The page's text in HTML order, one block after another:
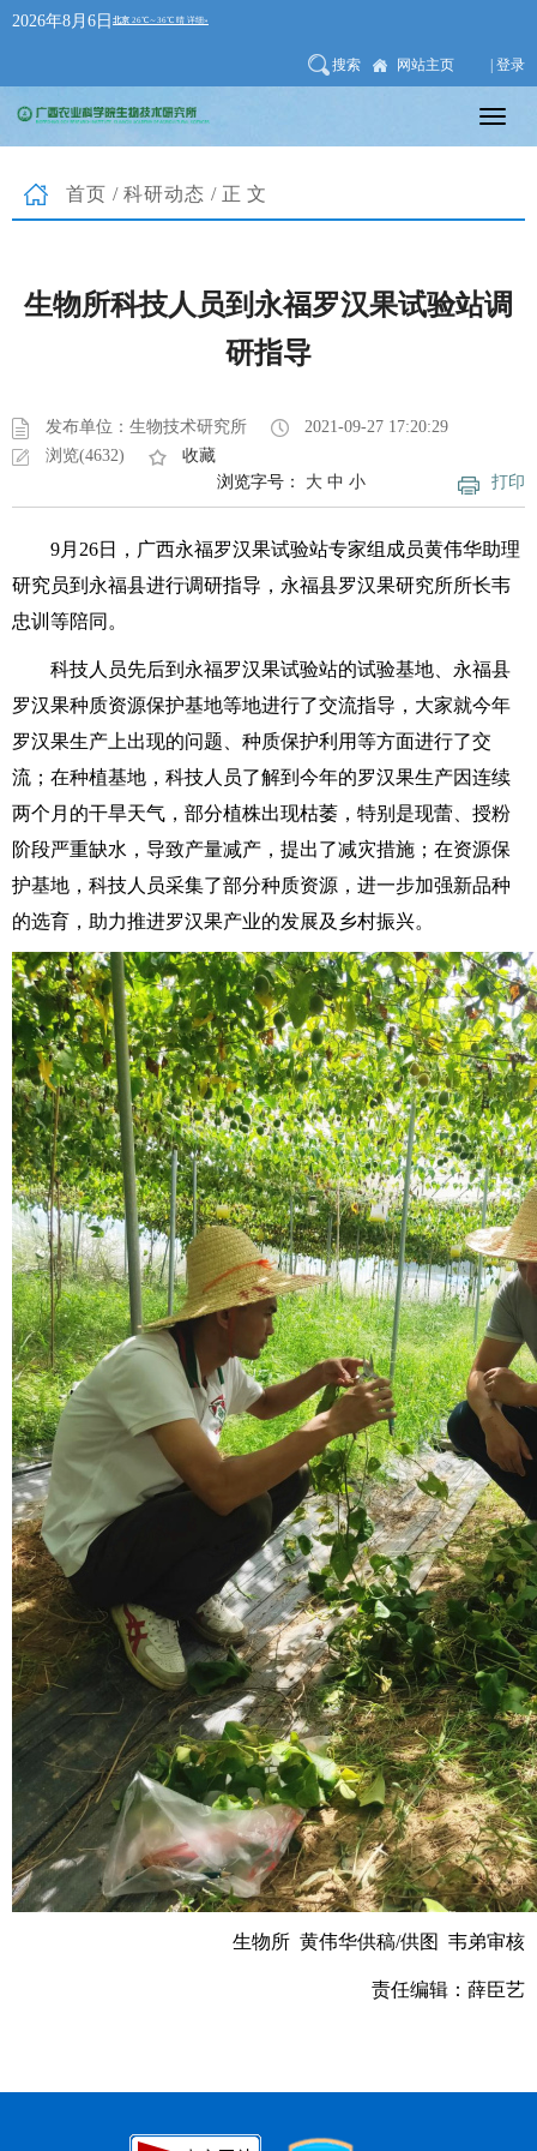
2026年8月6日
搜索 网站主页 | 登录
首页 / 科研动态 /正文
生物所科技人员到永福罗汉果试验站调
研指导
发布单位：生物技术研究所
2021-09-27 17:20:29
浏览(4632)
收藏
打印
浏览字号： 大 中 小
9月26日，广西永福罗汉果试验站专家组成员黄伟华助理
研究员到永福县进行调研指导，永福县罗汉果研究所所长韦
忠训等陪同。
科技人员先后到永福罗汉果试验站的试验基地、永福县
罗汉果种质资源保护基地等地进行了交流指导，大家就今年
罗汉果生产上出现的问题、种质保护利用等方面进行了交
流；在种植基地，科技人员了解到今年的罗汉果生产因连续
两个月的干旱天气，部分植株出现枯萎，特别是现蕾、授粉
阶段严重缺水，导致产量减产，提出了减灾措施；在资源保
护基地，科技人员采集了部分种质资源，进一步加强新品种
的选育，助力推进罗汉果产业的发展及乡村振兴。
生物所 黄伟华供稿/供图 韦弟审核
责任编辑：薛臣艺